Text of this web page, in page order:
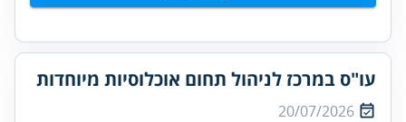
עו"ס במרכז לניהול תחום אוכלוסיות מיוחדות
20/07/2026